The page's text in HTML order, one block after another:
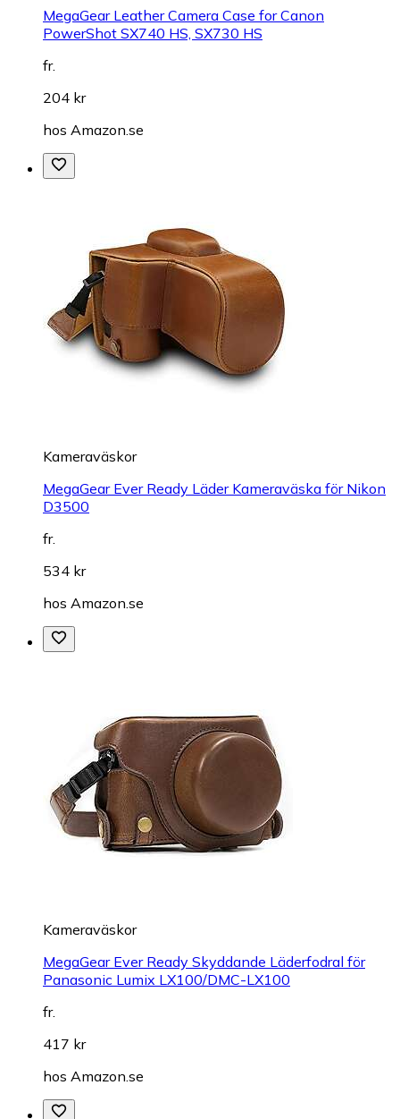
MegaGear Leather Camera Case for Canon
PowerShot SX740 HS, SX730 HS
fr.
204 kr
hos Amazon.se
Kameraväskor
MegaGear Ever Ready Läder Kameraväska för Nikon
D3500
fr.
534 kr
hos Amazon.se
Kameraväskor
MegaGear Ever Ready Skyddande Läderfodral för
Panasonic Lumix LX100/DMC-LX100
fr.
417 kr
hos Amazon.se